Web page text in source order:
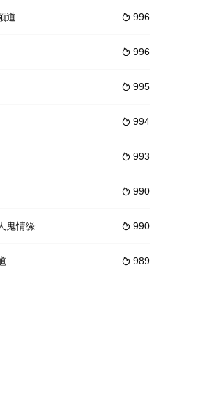
重青春逼人俊男靓女倾情演绎。楚
人口头上的一位既有着浓厚传奇色
 996
道
 996
 995
 994
 993
 990
 990
鬼情缘
 989